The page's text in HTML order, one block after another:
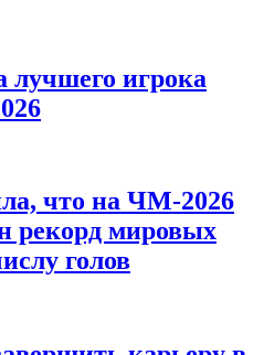
игрока
что на ЧМ-2026
рекорд мировых
голов